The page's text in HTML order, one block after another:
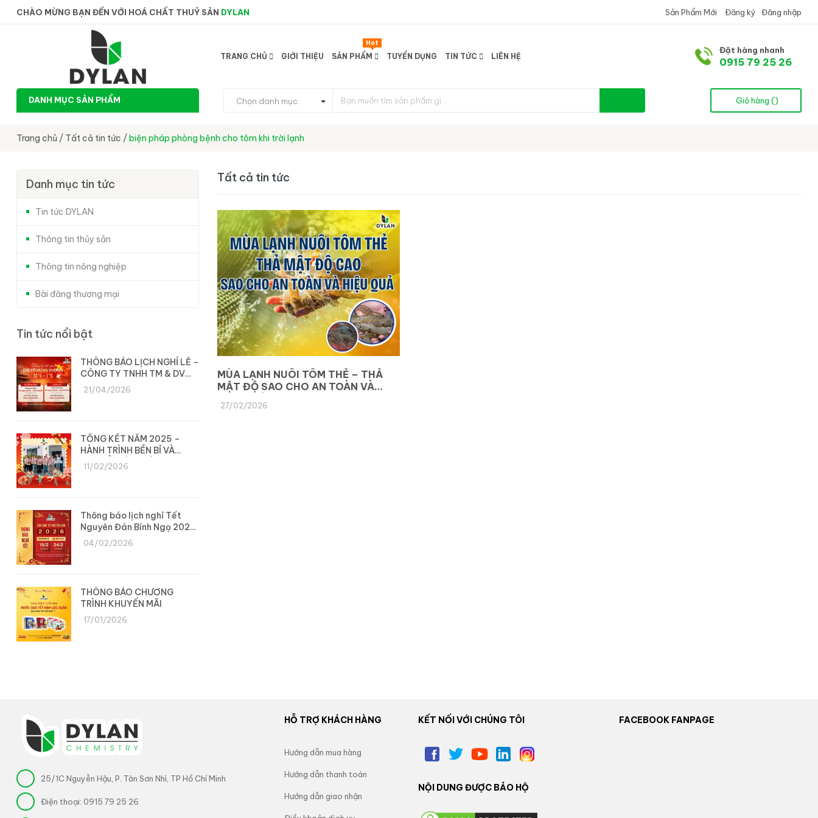
CHÀO MỪNG BẠN ĐẾN VỚI HOÁ CHẤT THUỶ SẢN DYLAN Đăng ký Đăng nhập
Sản Phẩm Mới
TRANG CHỦ GIỚI THIỆU SẢN PHẨM
Hot
TUYỂN DỤNG TIN TỨC LIÊN HỆ
Đặt hàng nhanh
0915 79 25 26
DANH MỤC SẢN PHẨM Chọn danh mục Giỏ hàng ()
Trang chủ / Tất cả tin tức /biện pháp phòng bệnh cho tôm khi trời lạnh
Tất cả tin tức
MÙA LẠNH NUÔI TÔM THẺ – THẢ
MẬT ĐỘ SAO CHO AN TOÀN VÀ
HIỆU QUẢ ?
27/02/2026
Danh mục tin tức
Tin tức DYLAN
Thông tin thủy sản
Thông tin nông nghiệp
Bài đăng thương mại
Tin tức nổi bật
THÔNG BÁO LỊCH NGHỈ LỄ –
CÔNG TY TNHH TM & DV
DYLAN
21/04/2026
TỔNG KẾT NĂM 2025 –
HÀNH TRÌNH BỀN BỈ VÀ
CHUYỂN MÌNH CÙNG DYLAN
11/02/2026
Thông báo lịch nghỉ Tết
Nguyên Đán Bính Ngọ 2026
– Công ty Dylan
04/02/2026
THÔNG BÁO CHƯƠNG
TRÌNH KHUYẾN MÃI
17/01/2026
25/1C Nguyễn Hậu, P. Tân Sơn Nhì, TP Hồ Chí Minh
Điện thoại: 0915 79 25 26
HỖ TRỢ KHÁCH HÀNG
Hướng dẫn mua hàng
Hướng dẫn thanh toán
Hướng dẫn giao nhận
KẾT NỐI VỚI CHÚNG TÔI
NỘI DUNG ĐƯỢC BẢO HỘ
FACEBOOK FANPAGE